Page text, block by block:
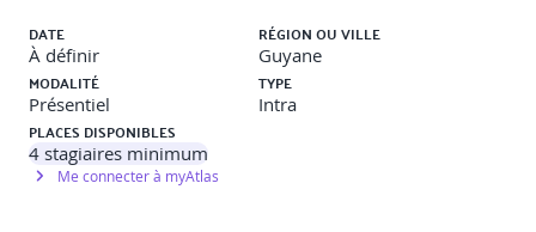
Comprendre le système de navigation de Flutter.
Implémenter la navigation entre différentes pages.
Passage de données entre les écrans.
DATE
À définir
RÉGION OU VILLE
Guyane
MODALITÉ
Présentiel
TYPE
Intra
PLACES DISPONIBLES
4 stagiaires minimum
Me connecter à myAtlas